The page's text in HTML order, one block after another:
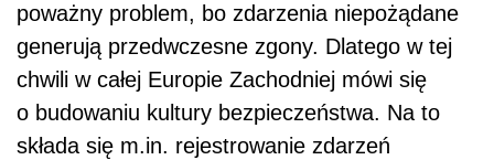
poważny problem, bo zdarzenia niepożądane
generują przedwczesne zgony. Dlatego w tej
chwili w całej Europie Zachodniej mówi się
o budowaniu kultury bezpieczeństwa. Na to
składa się m.in. rejestrowanie zdarzeń